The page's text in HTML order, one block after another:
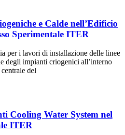
e Calde nell’Edificio
Sperimentale ITER
per i lavori di installazione delle linee
degli impianti criogenici all’interno
del
Cooling Water System nel
ITER